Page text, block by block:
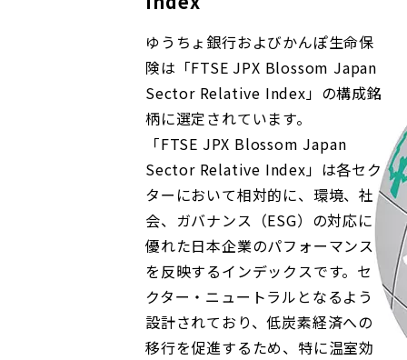
ゆうちょ銀行およびかんぽ生命保
険は「FTSE JPX Blossom Japan
Sector Relative Index」の構成銘
柄に選定されています。
「FTSE JPX Blossom Japan
Sector Relative Index」は各セク
ターにおいて相対的に、環境、社
会、ガバナンス（ESG）の対応に
優れた日本企業のパフォーマンス
を反映するインデックスです。セ
クター・ニュートラルとなるよう
設計されており、低炭素経済への
移行を促進するため、特に温室効